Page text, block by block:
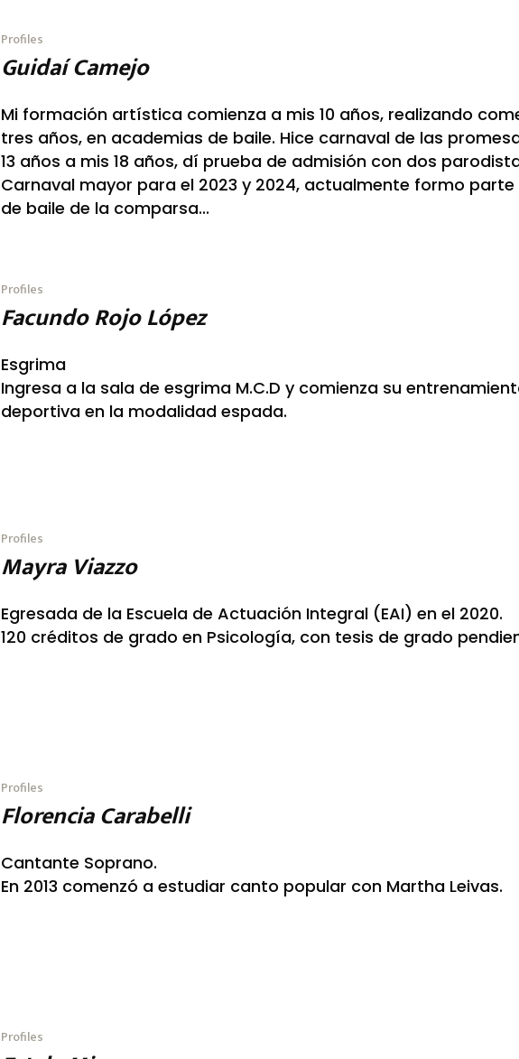
Profiles
Guidaí Camejo
Mi formación artística comienza a mis 10 años, realizando
tres años, en academias de baile. Hice carnaval de las
13 años a mis 18 años, dí prueba de admisión con dos
Carnaval mayor para el 2023 y 2024, actualmente formo parte
de baile de la comparsa...
Profiles
Facundo Rojo López
Esgrima
Ingresa a la sala de esgrima M.C.D y comienza su
deportiva en la modalidad espada.
Profiles
Mayra Viazzo
Egresada de la Escuela de Actuación Integral (EAI) en el 2020.
120 créditos de grado en Psicología, con tesis de grado
Profiles
Florencia Carabelli
Cantante Soprano.
En 2013 comenzó a estudiar canto popular con Martha Leivas.
Profiles